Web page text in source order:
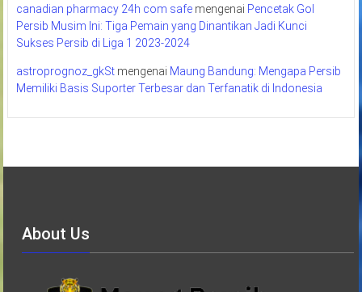
canadian pharmacy 24h com safemengenai Pencetak Gol
Persib Musim Ini: Tiga Pemain yang Dinantikan Jadi Kunci
Sukses Persib di Liga 1 2023-2024
astroprognoz_gkStmengenai Maung Bandung: Mengapa Persib
Memiliki Basis Suporter Terbesar dan Terfanatik di Indonesia
About Us